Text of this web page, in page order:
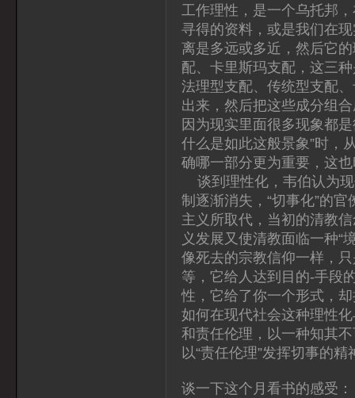
工作理性，是一个乌托邦
寻得的资料，或是我们在
离是多远或多近，然后它
配、卡里斯玛支配，这三
法理型支配、传统型支配
出来，然后把这些成分组
因为现实里面很多现象都
什么是如此这般景象”时，
确哪一部分更为重要，这
谈到理性化，韦伯认为现
制逐渐消失，“切事化”的
主义所取代，当初的清教
义发展又使清教面临一种“
像死去的宗教信仰一样，
等，它给人达到目的-手段
性，它给了你一个形式，
如何在现代社会这种理性
和责任伦理，以一种知其
以“责任伦理”发挥切事的
谈一下这个月看书的感受：